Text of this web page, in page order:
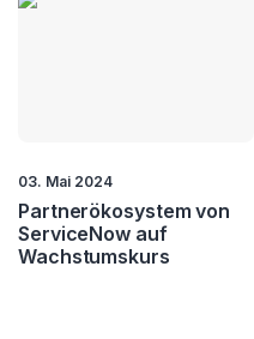
03. Mai 2024
Partnerökosystem von
ServiceNow auf
Wachstumskurs